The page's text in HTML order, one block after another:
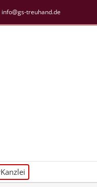
info@gs-treuhand.de